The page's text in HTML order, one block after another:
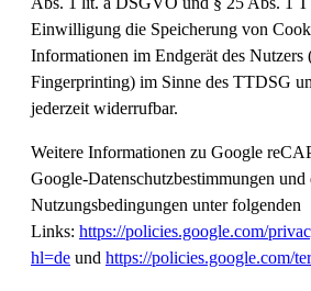
Einwilligung die Speicherung von
Informationen im Endgerät des
Fingerprinting) im Sinne des TTDSG
jederzeit widerrufbar.
Weitere Informationen zu Google
Google-Datenschutzbestimmungen und
Nutzungsbedingungen unter folgenden
Links: https://policies.google.com/
hl=de und https://policies.google.com/